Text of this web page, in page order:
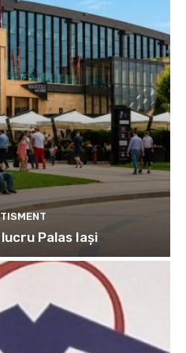
Palas Iași